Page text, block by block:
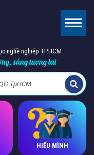
nghề nghiệp TP.HCM
sáng tương lai
HIỂU MÌNH